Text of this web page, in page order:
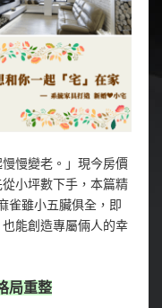
慢變老。」現今房價
小坪數下手，本篇精
雀雖小五臟俱全，即
能創造專屬倆人的幸
局重整